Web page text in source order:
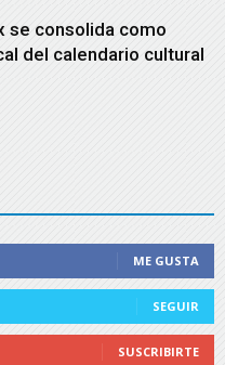
se consolida como
del calendario cultural
ME GUSTA
SEGUIR
SUSCRIBIRTE